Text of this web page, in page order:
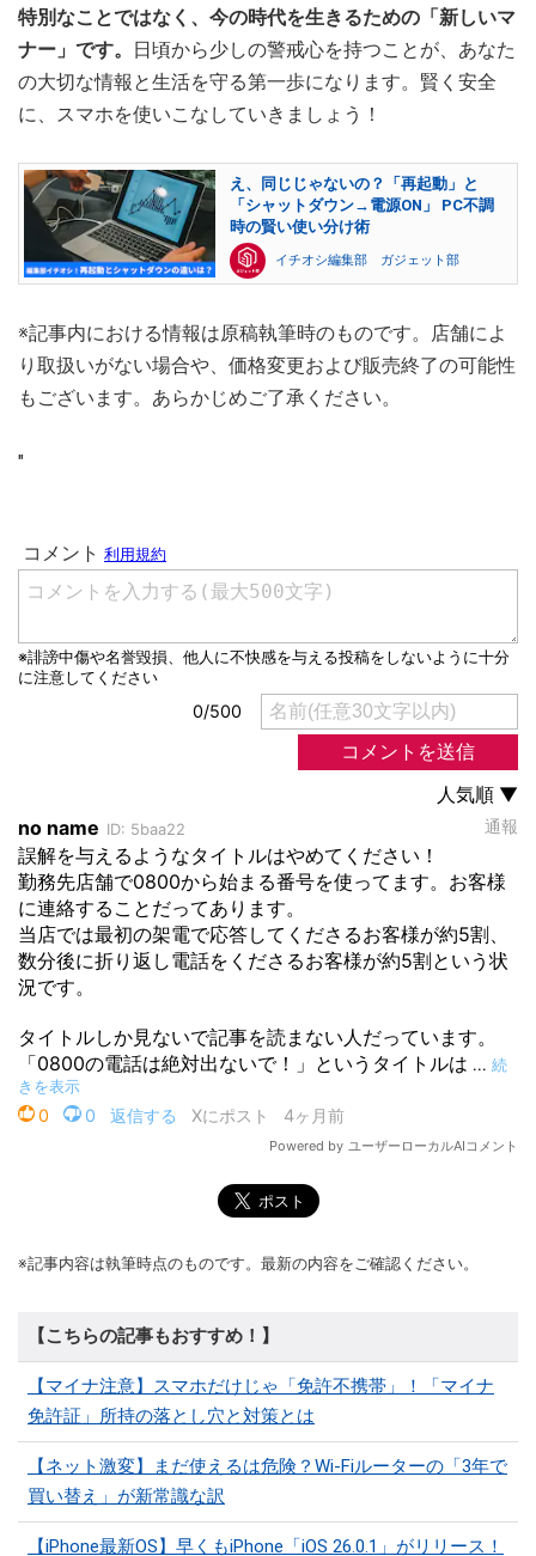
特別なことではなく、今の時代を生きるための「新しいマ
ナー」です。
日頃から少しの警戒心を持つことが、あなた
の大切な情報と生活を守る第一歩になります。賢く安全
に、スマホを使いこなしていきましょう！
え、同じじゃないの？「再起動」と
「シャットダウン→電源ON」 PC不調
時の賢い使い分け術
イチオシ編集部 ガジェット部
※記事内における情報は原稿執筆時のものです。店舗によ
り取扱いがない場合や、価格変更および販売終了の可能性
もございます。あらかじめご了承ください。
"
※記事内容は執筆時点のものです。最新の内容をご確認ください。
【こちらの記事もおすすめ！】
【マイナ注意】スマホだけじゃ「免許不携帯」！「マイナ
免許証」所持の落とし穴と対策とは
【ネット激変】まだ使えるは危険？Wi-Fiルーターの「3年で
買い替え」が新常識な訳
【iPhone最新OS】早くもiPhone「iOS 26.0.1」がリリース！